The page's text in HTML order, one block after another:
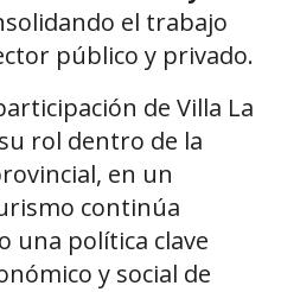
el trabajo
público y privado.
de Villa La
rol dentro de la
en un
continúa
una política clave
y social de